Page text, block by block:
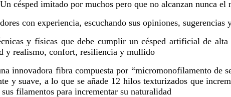
césped imitado por muchos pero que no alcanzan nunca
con experiencia, escuchando sus opiniones,
y físicas que debe cumplir un césped artificial de
y realismo, confort, resiliencia y mullido
innovadora fibra compuesta por “micromonofilamento de
y suave, a lo que se añade 12 hilos texturizados que
filamentos para incrementar su naturalidad